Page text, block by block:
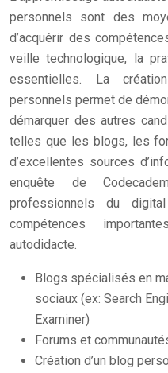
personnels sont des
d’acquérir des
veille technologique, la
essentielles. La
personnels permet de
démarquer des autres
telles que les blogs, les
d’excellentes sources
enquête de
professionnels du
compétences
autodidacte.
Blogs spécialisés en
sociaux (ex: Search
Examiner)
Forums et
Création d’un blog